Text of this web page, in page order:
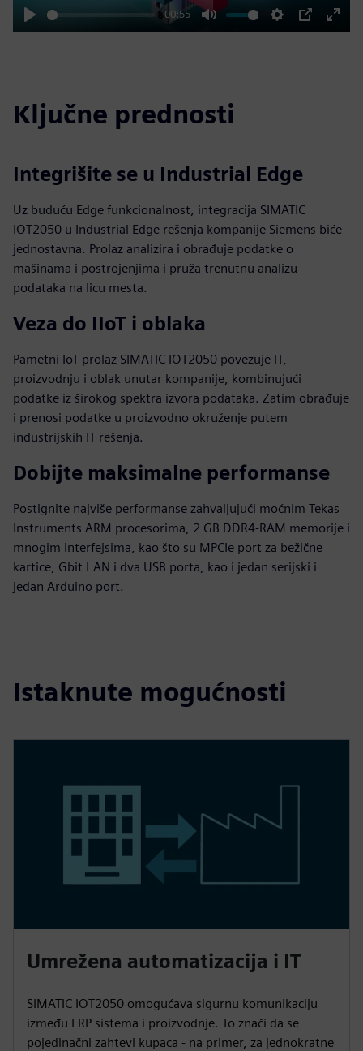
Play
-00:55
Mute Settings
PIP
Enter
Ključne prednosti
Integrišite se u Industrial Edge
Uz buduću Edge funkcionalnost, integracija SIMATIC
IOT2050 u Industrial Edge rešenja kompanije Siemens biće
jednostavna. Prolaz analizira i obrađuje podatke o
mašinama i postrojenjima i pruža trenutnu analizu
podataka na licu mesta.
Veza do IIoT i oblaka
Pametni IoT prolaz SIMATIC IOT2050 povezuje IT,
proizvodnju i oblak unutar kompanije, kombinujući
podatke iz širokog spektra izvora podataka. Zatim obrađuje
i prenosi podatke u proizvodno okruženje putem
industrijskih IT rešenja.
Dobijte maksimalne performanse
Postignite najviše performanse zahvaljujući moćnim Tekas
Instruments ARM procesorima, 2 GB DDR4-RAM memorije i
mnogim interfejsima, kao što su MPCIe port za bežične
kartice, Gbit LAN i dva USB porta, kao i jedan serijski i
jedan Arduino port.
Istaknute mogućnosti
Umrežena automatizacija i IT
SIMATIC IOT2050 omogućava sigurnu komunikaciju
između ERP sistema i proizvodnje. To znači da se
pojedinačni zahtevi kupaca - na primer, za jednokratne